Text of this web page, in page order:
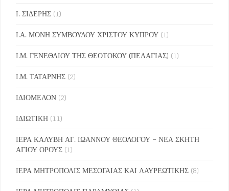
Ι. ΣΙΔΕΡΗΣ (1)
Ι.Α. ΜΟΝΗ ΣΥΜΒΟΥΛΟΥ ΧΡΙΣΤΟΥ ΚΥΠΡΟΥ (1)
Ι.Μ. ΓΕΝΕΘΛΙΟΥ ΤΗΣ ΘΕΟΤΟΚΟΥ (ΠΕΛΑΓΙΑΣ) (1)
Ι.Μ. ΤΑΤΑΡΝΗΣ (2)
ΙΔΙΟΜΕΛΟΝ (2)
ΙΔΙΩΤΙΚΗ (11)
ΙΕΡΑ ΚΑΛΥΒΗ ΑΓ. ΙΩΑΝΝΟΥ ΘΕΟΛΟΓΟΥ – ΝΕΑ ΣΚΗΤΗ
ΑΓΙΟΥ ΟΡΟΥΣ (1)
ΙΕΡΑ ΜΗΤΡΟΠΟΛΙΣ ΜΕΣΟΓΑΙΑΣ ΚΑΙ ΛΑΥΡΕΩΤΙΚΗΣ (8)